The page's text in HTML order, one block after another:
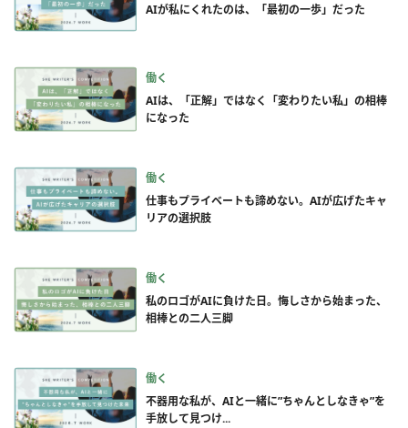
AIが私にくれたのは、「最初の一歩」だった
働く
AIは、「正解」ではなく「変わりたい私」の相棒
になった
働く
仕事もプライベートも諦めない。AIが広げたキャ
リアの選択肢
働く
私のロゴがAIに負けた日。悔しさから始まった、
相棒との二人三脚
働く
不器用な私が、AIと一緒に”ちゃんとしなきゃ”を
手放して見つけ...